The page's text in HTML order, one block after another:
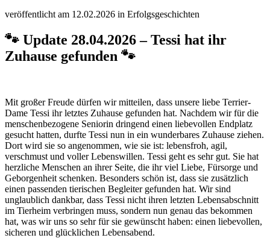
veröffentlicht am 12.02.2026 in Erfolgsgeschichten
🐾 Update 28.04.2026 – Tessi hat ihr
Zuhause gefunden 🐾
Mit großer Freude dürfen wir mitteilen, dass unsere liebe Terrier-
Dame Tessi ihr letztes Zuhause gefunden hat. Nachdem wir für die
menschenbezogene Seniorin dringend einen liebevollen Endplatz
gesucht hatten, durfte Tessi nun in ein wunderbares Zuhause ziehen.
Dort wird sie so angenommen, wie sie ist: lebensfroh, agil,
verschmust und voller Lebenswillen. Tessi geht es sehr gut. Sie hat
herzliche Menschen an ihrer Seite, die ihr viel Liebe, Fürsorge und
Geborgenheit schenken. Besonders schön ist, dass sie zusätzlich
einen passenden tierischen Begleiter gefunden hat. Wir sind
unglaublich dankbar, dass Tessi nicht ihren letzten Lebensabschnitt
im Tierheim verbringen muss, sondern nun genau das bekommen
hat, was wir uns so sehr für sie gewünscht haben: einen liebevollen,
sicheren und glücklichen Lebensabend.